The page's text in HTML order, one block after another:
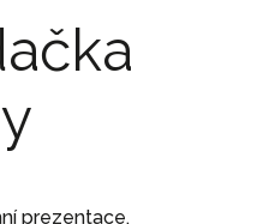
prezentace,